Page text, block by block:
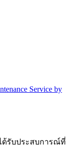
Service by
ด้รับประสบการณ์ที่